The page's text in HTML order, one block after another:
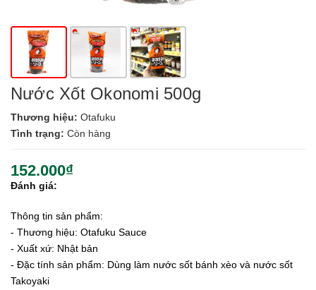
Nước Xốt Okonomi 500g
Thương hiệu: Otafuku
Tình trạng: Còn hàng
152.000₫
Đánh giá:
Thông tin sản phẩm:
- Thương hiệu: Otafuku Sauce
- Xuất xứ: Nhật bản
- Đặc tính sản phẩm: Dùng làm nước sốt bánh xèo và nước sốt
Takoyaki